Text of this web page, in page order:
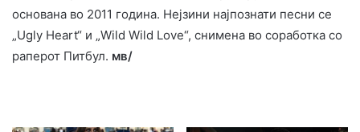
основана во 2011 година. Нејзини најпознати песни се
„Ugly Heart“ и „Wild Wild Love“, снимена во соработка со
раперот Питбул. мв/